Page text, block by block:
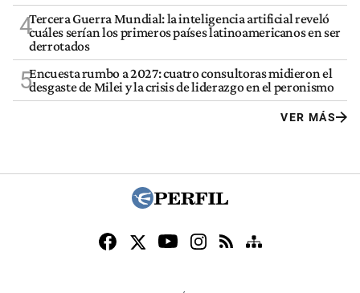
4Tercera Guerra Mundial: la inteligencia artificial reveló
cuáles serían los primeros países latinoamericanos en ser
derrotados
5Encuesta rumbo a 2027: cuatro consultoras midieron el
desgaste de Milei y la crisis de liderazgo en el peronismo
VER MÁS